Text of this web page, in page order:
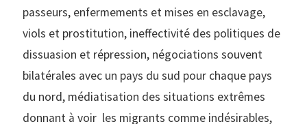
passeurs, enfermements et mises en esclavage,
viols et prostitution, ineffectivité des politiques de
dissuasion et répression, négociations souvent
bilatérales avec un pays du sud pour chaque pays
du nord, médiatisation des situations extrêmes
donnant à voir les migrants comme indésirables,